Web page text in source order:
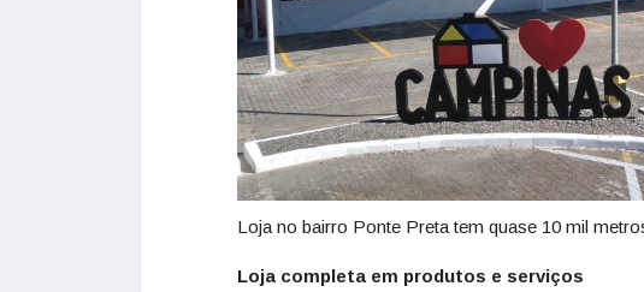
Loja no bairro Ponte Preta tem quase 10 mil
Loja completa em produtos e serviços